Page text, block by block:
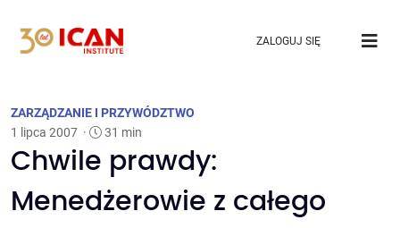
ZALOGUJ SIĘ
ZARZĄDZANIE I PRZYWÓDZTWO
1 lipca 2007 · 31 min
Chwile prawdy:
Menedżerowie z całego